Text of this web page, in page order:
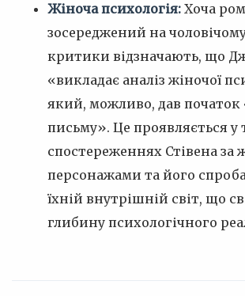
Жіноча психологія: Хоча
зосереджений на чоловічому
критики відзначають, що
«викладає аналіз жіночої
який, можливо, дав початок
письму». Це проявляється у
спостереженнях Стівена за
персонажами та його
їхній внутрішній світ, що
глибину психологічного